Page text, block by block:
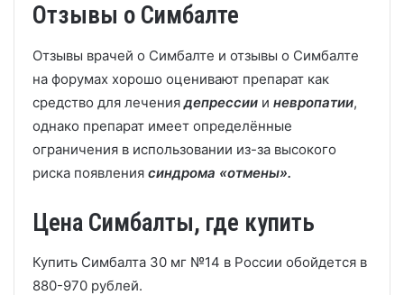
Отзывы о Симбалте
Отзывы врачей о Симбалте и отзывы о Симбалте
на форумах хорошо оценивают препарат как
средство для лечениядепрессии и невропатии,
однако препарат имеет определённые
ограничения в использовании из-за высокого
риска появления синдрома «отмены».
Цена Симбалты, где купить
Купить Симбалта 30 мг №14 в России обойдется в
880-970 рублей.